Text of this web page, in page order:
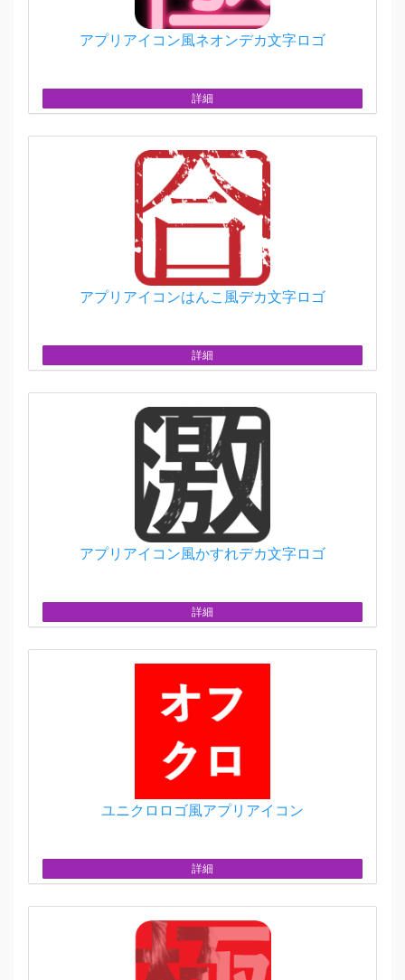
アプリアイコン風ネオンデカ文字ロゴ
詳細
アプリアイコンはんこ風デカ文字ロゴ
詳細
アプリアイコン風かすれデカ文字ロゴ
詳細
ユニクロロゴ風アプリアイコン
詳細